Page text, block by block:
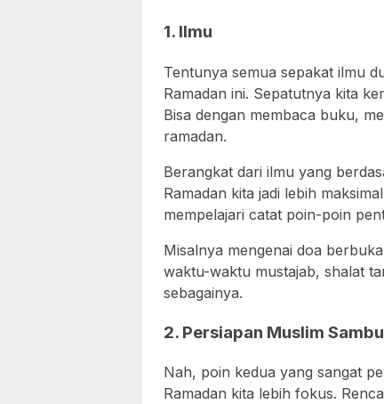
1. Ilmu
Tentunya semua sepakat ilmu
Ramadan ini. Sepatutnya kita
Bisa dengan membaca buku,
ramadan.
Berangkat dari ilmu yang
Ramadan kita jadi lebih
mempelajari catat poin-poin
Misalnya mengenai doa
waktu-waktu mustajab, shalat
sebagainya.
2. Persiapan Muslim
Nah, poin kedua yang sangat
Ramadan kita lebih fokus.